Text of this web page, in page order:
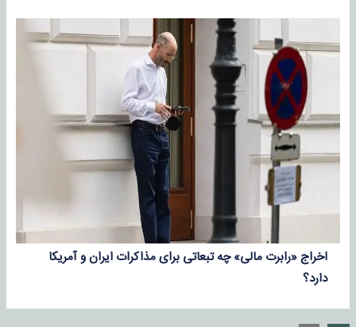
اخراج «رابرت مالی» چه تبعاتی برای مذاکرات ایران و آمریکا
دارد؟